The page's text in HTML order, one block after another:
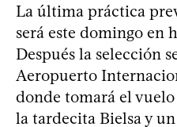
La última práctica
será este domingo en
Después la selección
Aeropuerto
donde tomará el
la tardecita Bielsa y